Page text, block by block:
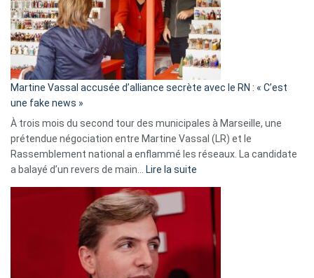
Algérie
Martine Vassal accusée d’alliance secrète avec le RN : « C’est
une fake news »
À trois mois du second tour des municipales à Marseille, une
prétendue négociation entre Martine Vassal (LR) et le
Rassemblement national a enflammé les réseaux. La candidate
a balayé d’un revers de main…
Lire la suite
d’alliance
secrète